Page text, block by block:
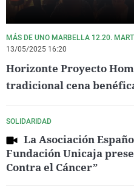
MÁS DE UNO MARBELLA 12.20.
13/05/2025 16:20
Horizonte Proyecto
tradicional cena
SOLIDARIDAD
La Asociación
Fundación Unicaja
Contra el Cáncer”